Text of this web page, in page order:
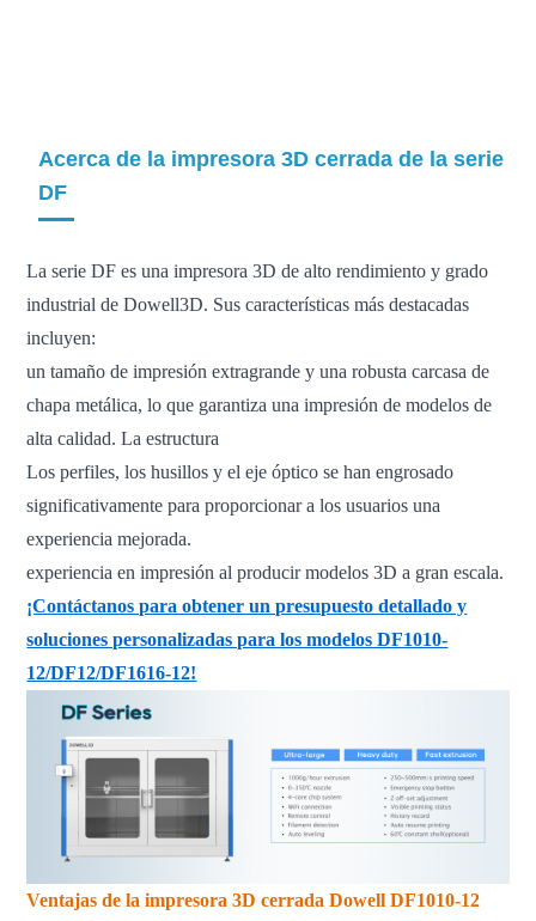
Acerca de la impresora 3D cerrada de la serie
DF
La serie DF es una impresora 3D de alto rendimiento y grado
industrial de Dowell3D. Sus características más destacadas
incluyen:
un tamaño de impresión extragrande y una robusta carcasa de
chapa metálica, lo que garantiza una impresión de modelos de
alta calidad. La estructura
Los perfiles, los husillos y el eje óptico se han engrosado
significativamente para proporcionar a los usuarios una
experiencia mejorada.
experiencia en impresión al producir modelos 3D a gran escala.
¡Contáctanos para obtener un presupuesto detallado y
soluciones personalizadas para los modelos DF1010-
12/DF12/DF1616-12!
Ventajas de la impresora 3D cerrada Dowell DF1010-12